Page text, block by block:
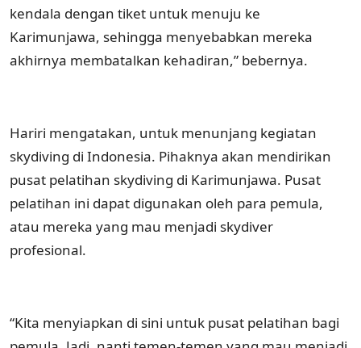
kendala dengan tiket untuk menuju ke
Karimunjawa, sehingga menyebabkan mereka
akhirnya membatalkan kehadiran,” bebernya.
Hariri mengatakan, untuk menunjang kegiatan
skydiving di Indonesia. Pihaknya akan mendirikan
pusat pelatihan skydiving di Karimunjawa. Pusat
pelatihan ini dapat digunakan oleh para pemula,
atau mereka yang mau menjadi skydiver
profesional.
“Kita menyiapkan di sini untuk pusat pelatihan bagi